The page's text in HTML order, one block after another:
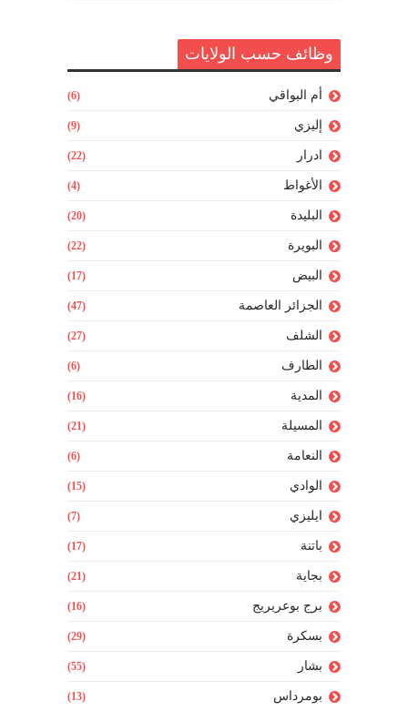
وظائف حسب الولايات
أم البواقي (6)
إليزي (9)
ادرار (22)
الأغواط (4)
البليدة (20)
البويرة (22)
البيض (17)
الجزائر العاصمة (47)
الشلف (27)
الطارف (6)
المدية (16)
المسيلة (21)
النعامة (6)
الوادي (15)
ايليزي (7)
باتنة (17)
بجاية (21)
برج بوعريريج (16)
بسكرة (29)
بشار (55)
بومرداس (13)